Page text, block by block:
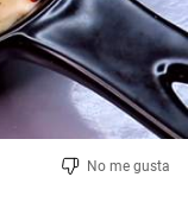
No me gusta